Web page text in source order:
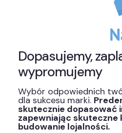
Dopasujemy,
wypromujemy
Wybór odpowiednich
dla sukcesu marki.
skutecznie dopasować
zapewniając skuteczne
budowanie lojalności.